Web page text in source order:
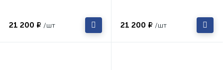
21 200 ₽ /шт 21 200 ₽ /шт